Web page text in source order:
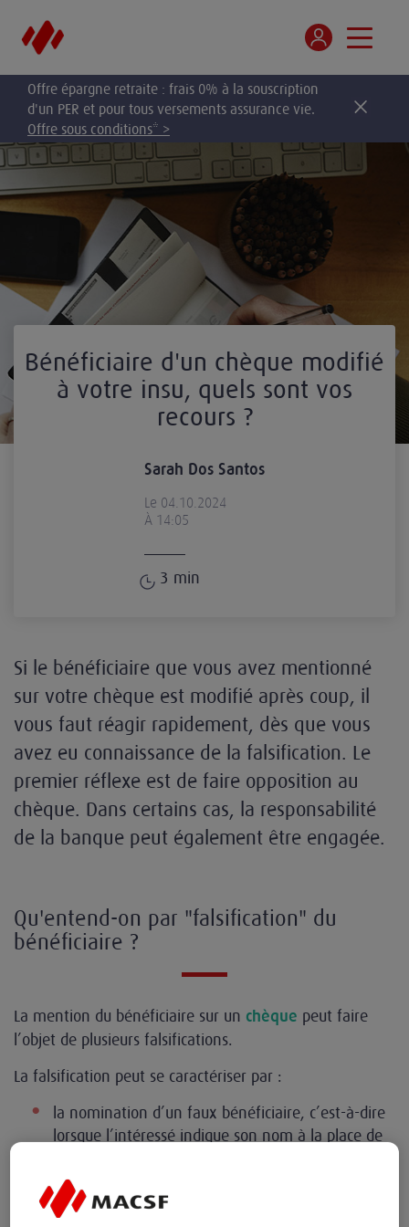
Offre épargne retraite : frais 0% à la souscription
d'un PER et pour tous versements assurance vie.
Offre sous conditions* >
Bénéficiaire d'un chèque modifié
à votre insu, quels sont vos
recours ?
Sarah Dos Santos
Le 04.10.2024
À 14:05
3 min
Si le bénéficiaire que vous avez mentionné
sur votre chèque est modifié après coup, il
vous faut réagir rapidement, dès que vous
avez eu connaissance de la falsification. Le
premier réflexe est de faire opposition au
chèque. Dans certains cas, la responsabilité
de la banque peut également être engagée.
Qu'entend-on par "falsification" du
bénéficiaire ?
La mention du bénéficiaire sur un chèque peut faire
l’objet de plusieurs falsifications.
La falsification peut se caractériser par :
la nomination d’un faux bénéficiaire, c’est-à-dire
lorsque l’intéressé indique son nom à la place de
par l’ajout d’un second nom ;
par la modification du nom du bénéficiaire initial.